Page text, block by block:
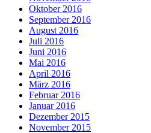
Oktober 2016
September 2016
August 2016
Juli 2016
Juni 2016
Mai 2016
April 2016
März 2016
Februar 2016
Januar 2016
Dezember 2015
November 2015